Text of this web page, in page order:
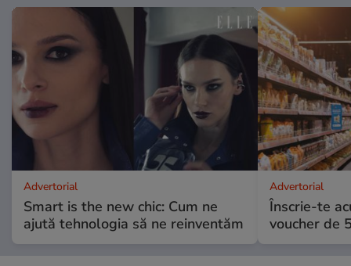
Advertorial
Smart is the new chic: Cum ne
ajută tehnologia să ne reinventăm
Advertorial
Înscrie-te
voucher de